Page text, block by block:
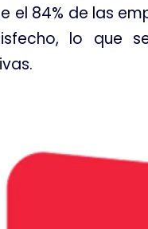
el 84% de las
lo que
.